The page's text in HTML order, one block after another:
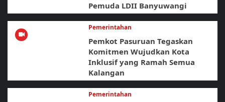
Pemuda LDII Banyuwangi
Pemerintahan
Pemkot Pasuruan Tegaskan
Komitmen Wujudkan Kota
Inklusif yang Ramah Semua
Kalangan
Pemerintahan